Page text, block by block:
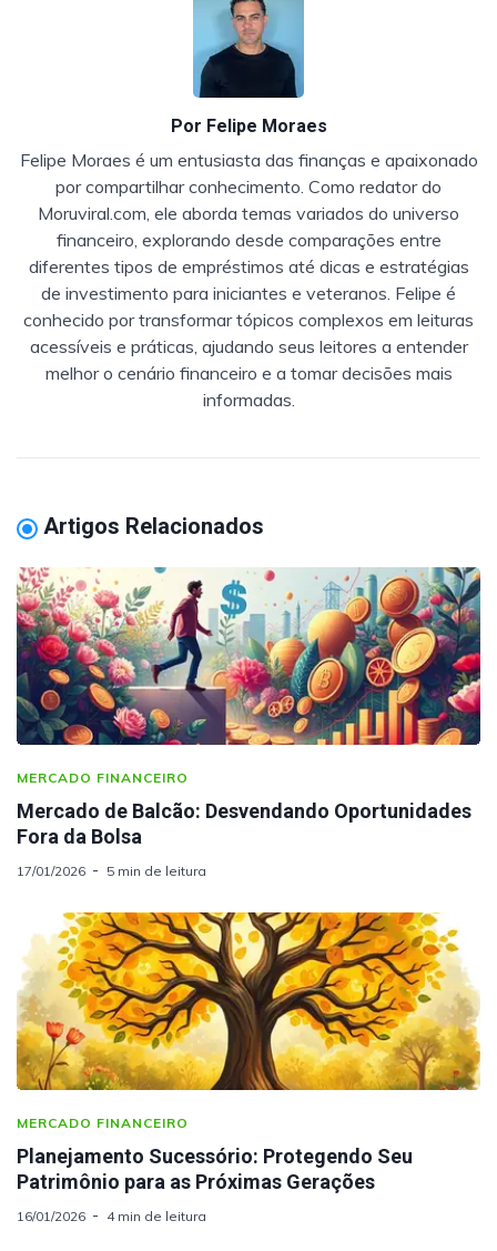
Por Felipe Moraes
Felipe Moraes é um entusiasta das finanças e apaixonado
por compartilhar conhecimento. Como redator do
Moruviral.com, ele aborda temas variados do universo
financeiro, explorando desde comparações entre
diferentes tipos de empréstimos até dicas e estratégias
de investimento para iniciantes e veteranos. Felipe é
conhecido por transformar tópicos complexos em leituras
acessíveis e práticas, ajudando seus leitores a entender
melhor o cenário financeiro e a tomar decisões mais
informadas.
Artigos Relacionados
MERCADO FINANCEIRO
Mercado de Balcão: Desvendando Oportunidades
Fora da Bolsa
17/01/2026 5 min de leitura
MERCADO FINANCEIRO
Planejamento Sucessório: Protegendo Seu
Patrimônio para as Próximas Gerações
16/01/2026 4 min de leitura